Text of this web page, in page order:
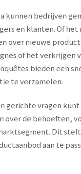
kunnen bedrijven
en klanten. Of het
over nieuwe
of het verkrijgen
bieden een
te verzamelen.
gerichte vragen
over de behoeften,
Dit
aan te